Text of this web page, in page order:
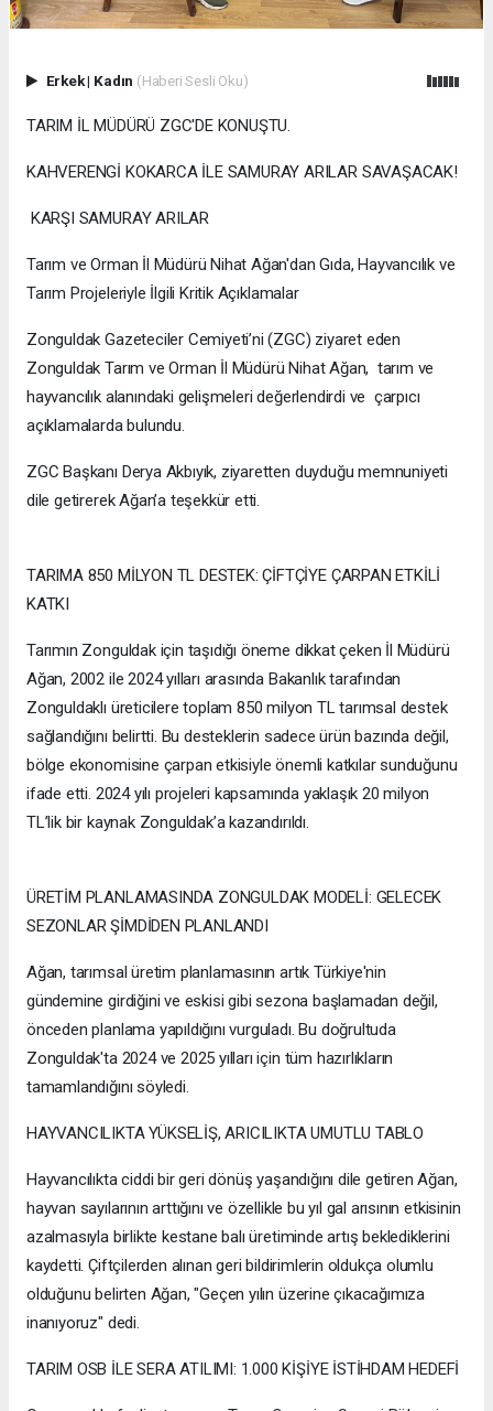
Erkek| Kadın (Haberi Sesli Oku)
TARIM İL MÜDÜRÜ ZGC'DE KONUŞTU.
KAHVERENGİ KOKARCA İLE SAMURAY ARILAR SAVAŞACAK!
KARŞI SAMURAY ARILAR
Tarım ve Orman İl Müdürü Nihat Ağan'dan Gıda, Hayvancılık ve
Tarım Projeleriyle İlgili Kritik Açıklamalar
Zonguldak Gazeteciler Cemiyeti’ni (ZGC) ziyaret eden
Zonguldak Tarım ve Orman İl Müdürü Nihat Ağan, tarım ve
hayvancılık alanındaki gelişmeleri değerlendirdi ve çarpıcı
açıklamalarda bulundu.
ZGC Başkanı Derya Akbıyık, ziyaretten duyduğu memnuniyeti
dile getirerek Ağan’a teşekkür etti.
TARIMA 850 MİLYON TL DESTEK: ÇİFTÇİYE ÇARPAN ETKİLİ
KATKI
Tarımın Zonguldak için taşıdığı öneme dikkat çeken İl Müdürü
Ağan, 2002 ile 2024 yılları arasında Bakanlık tarafından
Zonguldaklı üreticilere toplam 850 milyon TL tarımsal destek
sağlandığını belirtti. Bu desteklerin sadece ürün bazında değil,
bölge ekonomisine çarpan etkisiyle önemli katkılar sunduğunu
ifade etti. 2024 yılı projeleri kapsamında yaklaşık 20 milyon
TL’lik bir kaynak Zonguldak’a kazandırıldı.
ÜRETİM PLANLAMASINDA ZONGULDAK MODELİ: GELECEK
SEZONLAR ŞİMDİDEN PLANLANDI
Ağan, tarımsal üretim planlamasının artık Türkiye'nin
gündemine girdiğini ve eskisi gibi sezona başlamadan değil,
önceden planlama yapıldığını vurguladı. Bu doğrultuda
Zonguldak'ta 2024 ve 2025 yılları için tüm hazırlıkların
tamamlandığını söyledi.
HAYVANCILIKTA YÜKSELİŞ, ARICILIKTA UMUTLU TABLO
Hayvancılıkta ciddi bir geri dönüş yaşandığını dile getiren Ağan,
hayvan sayılarının arttığını ve özellikle bu yıl gal arısının etkisinin
azalmasıyla birlikte kestane balı üretiminde artış beklediklerini
kaydetti. Çiftçilerden alınan geri bildirimlerin oldukça olumlu
olduğunu belirten Ağan, "Geçen yılın üzerine çıkacağımıza
inanıyoruz" dedi.
TARIM OSB İLE SERA ATILIMI: 1.000 KİŞİYE İSTİHDAM HEDEFİ